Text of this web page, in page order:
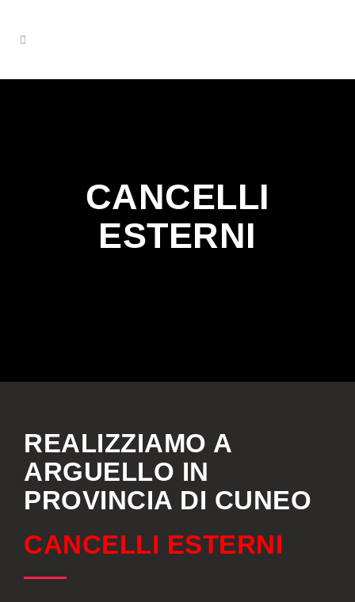
CANCELLI
ESTERNI
REALIZZIAMO A
ARGUELLO IN
PROVINCIA DI CUNEO
CANCELLI ESTERNI